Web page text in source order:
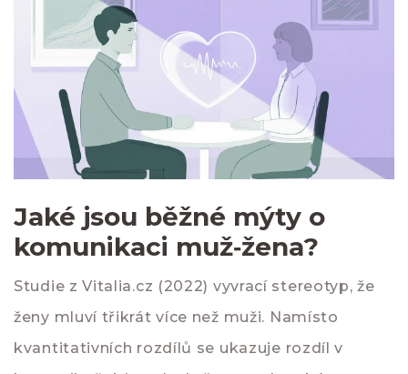
Jaké jsou běžné mýty o
komunikaci muž‑žena?
Studie z Vitalia.cz (2022) vyvrací stereotyp, že
ženy mluví třikrát více než muži. Namísto
kvantitativních rozdílů se ukazuje rozdíl v